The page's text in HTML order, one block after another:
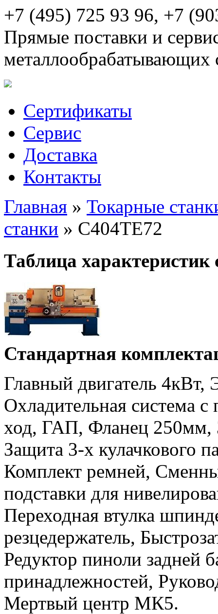
+7 (495) 725 93 96, +7
Прямые поставки и
металлообрабатывающих
Сертификаты
Сервис
Доставка
Контакты
Главная » Токарные
станки » C404TE72
Таблица характеристик
Стандартная
Главный двигатель 4кВт,
Охладительная система
ход, ГАП, Фланец 250мм,
Защита 3-х кулачкового
Комплект ремней,
подставки для
Переходная втулка
резцедержатель,
Редуктор пиноли задней
принадлежностей,
Мертвый центр МК5.